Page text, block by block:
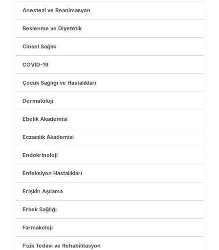
Anestezi ve Reanimasyon
Beslenme ve Diyetetik
Cinsel Sağlık
COVID-19
Çocuk Sağlığı ve Hastalıkları
Dermatoloji
Ebelik Akademisi
Eczacılık Akademisi
Endokrinoloji
Enfeksiyon Hastalıkları
Erişkin Aşılama
Erkek Sağlığı
Farmakoloji
Fizik Tedavi ve Rehabilitasyon